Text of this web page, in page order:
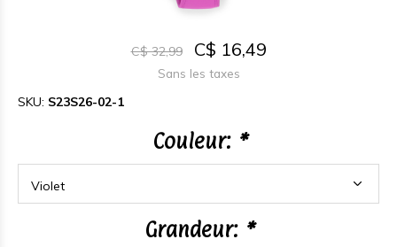
C$ 32,99 C$ 16,49
Sans les taxes
SKU: S23S26-02-1
Couleur: *
Grandeur: *